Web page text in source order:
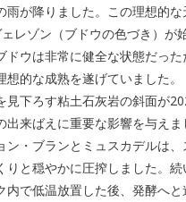
雨が降りました。この理想的な
レゾン（ブドウの色づき）が
ドウは非常に健全な状態だった
的な成熟を遂げていました。
見下ろす粘土石灰岩の斜面が
出来ばえに重要な影響を与えま
ン・ブランとミュスカデルは
りと穏やかに圧搾しました。
内で低温放置した後、発酵へと